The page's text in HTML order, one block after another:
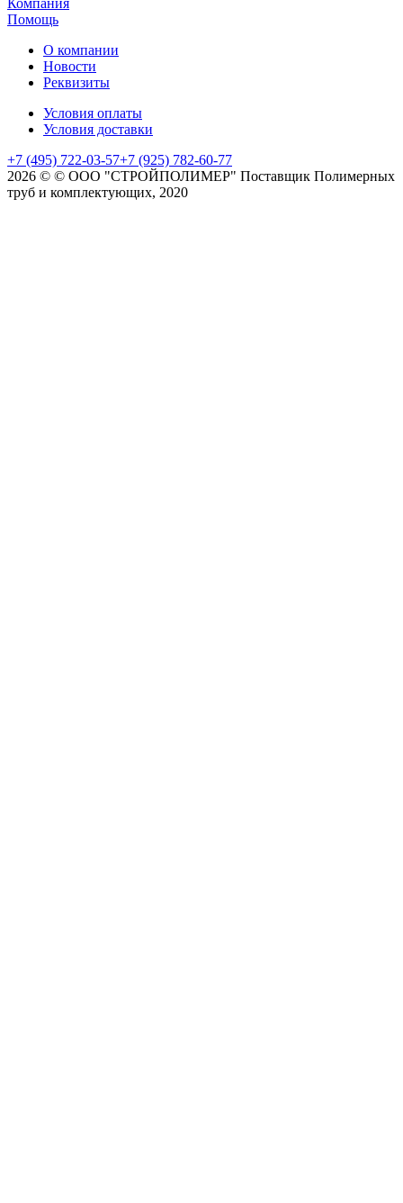
Помощь
О компании
Новости
Реквизиты
Условия оплаты
Условия доставки
+7 (495) 722-03-57+7 (925) 782-60-77
2026 © © ООО "СТРОЙПОЛИМЕР" Поставщик Полимерных
труб и комплектующих, 2020